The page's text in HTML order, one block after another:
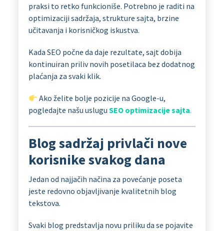
praksi to retko funkcioniše. Potrebno je raditi na
optimizaciji sadržaja, strukture sajta, brzine
učitavanja i korisničkog iskustva.
Kada SEO počne da daje rezultate, sajt dobija
kontinuiran priliv novih posetilaca bez dodatnog
plaćanja za svaki klik.
Ako želite bolje pozicije na Google-u,
pogledajte našu uslugu SEO optimizacije sajta.
Blog sadržaj privlači nove
korisnike svakog dana
Jedan od najjačih načina za povećanje poseta
jeste redovno objavljivanje kvalitetnih blog
tekstova.
Svaki blog predstavlja novu priliku da se pojavite